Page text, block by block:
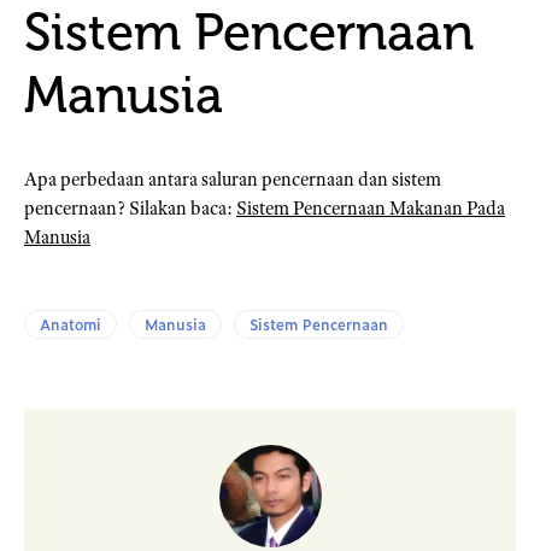
Sistem Pencernaan
Manusia
Apa perbedaan antara saluran pencernaan dan sistem
pencernaan? Silakan baca: Sistem Pencernaan Makanan Pada
Manusia
Anatomi Manusia Sistem Pencernaan